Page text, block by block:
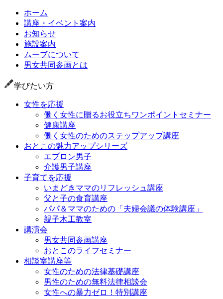
ホーム
講座・イベント案内
お知らせ
施設案内
ムーブについて
男女共同参画とは
学びたい方
女性を応援
働く女性に贈るお役立ちワンポイントセミナー
健康講座
働く女性のためのステップアップ講座
おとこの魅力アップシリーズ
エプロン男子
介護男子講座
子育てを応援
いまどきママのリフレッシュ講座
父と子の食育講座
パパ＆ママのための「夫婦会議の体験講座」
親子木工教室
講演会
男女共同参画講座
おとこのライフセミナー
相談室講座等
女性のための法律基礎講座
男性のための無料法律相談会
女性への暴力ゼロ！特別講座